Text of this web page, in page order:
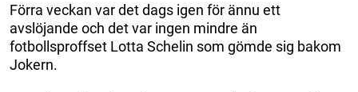
Förra veckan var det dags igen för ännu ett
avslöjande och det var ingen mindre än
fotbollsproffset Lotta Schelin som gömde sig bakom
Jokern.